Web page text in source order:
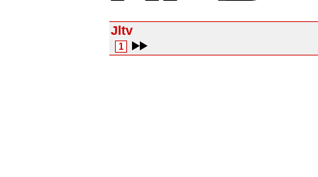
Jltv
1